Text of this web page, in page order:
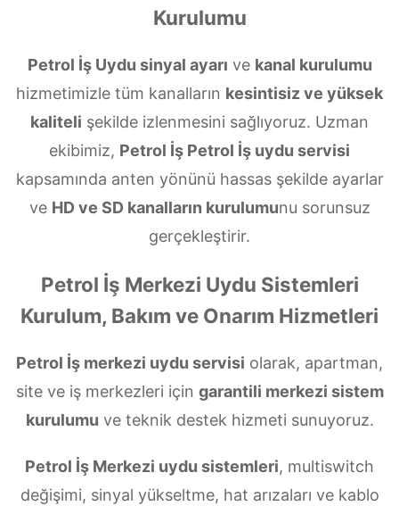
Kurulumu
Petrol İş Uydu sinyal ayarı ve kanal kurulumu
hizmetimizle tüm kanalların kesintisiz ve yüksek
kaliteli şekilde izlenmesini sağlıyoruz. Uzman
ekibimiz, Petrol İş Petrol İş uydu servisi
kapsamında anten yönünü hassas şekilde ayarlar
ve HD ve SD kanalların kurulumunu sorunsuz
gerçekleştirir.
Petrol İş Merkezi Uydu Sistemleri
Kurulum, Bakım ve Onarım Hizmetleri
Petrol İş merkezi uydu servisi olarak, apartman,
site ve iş merkezleri için garantili merkezi sistem
kurulumu ve teknik destek hizmeti sunuyoruz.
Petrol İş Merkezi uydu sistemleri, multiswitch
değişimi, sinyal yükseltme, hat arızaları ve kablo